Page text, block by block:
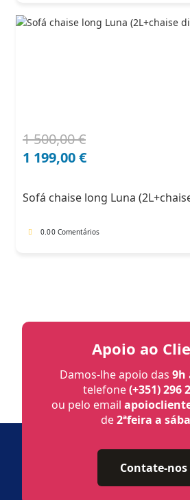
1 500,00€
O
preço
1
1 199,00€
O
preço
1
Sofá chaise long Luna
0.00 Comentários
Apoio ao
Damos-lhe apoio das 9h
telefone(+351) 296
ou pelo email
de2ªfeira a
Contate-nos